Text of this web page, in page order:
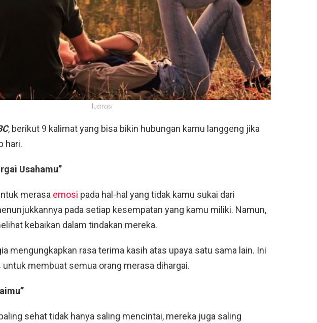
Ilustrasi
, berikut 9 kalimat yang bisa bikin hubungan kamu langgeng jika
hari.
Usahamu”
merasa emosi pada hal-hal yang tidak kamu sukai dari
pada setiap kesempatan yang kamu miliki. Namun,
kebaikan dalam tindakan mereka.
mengungkapkan rasa terima kasih atas upaya satu sama lain. Ini
untuk membuat semua orang merasa dihargai.
sehat tidak hanya saling mencintai, mereka juga saling